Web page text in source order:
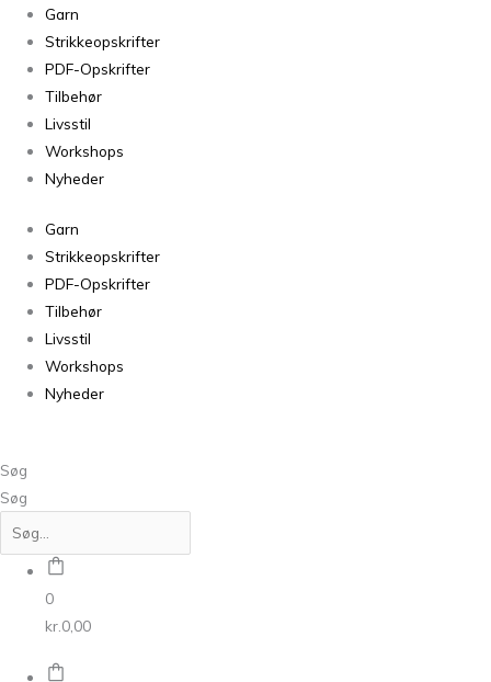
Garn
Strikkeopskrifter
PDF-Opskrifter
Tilbehør
Livsstil
Workshops
Nyheder
Garn
Strikkeopskrifter
PDF-Opskrifter
Tilbehør
Livsstil
Workshops
Nyheder
Søg
Søg
0
kr. 0,00
Spinni
antal